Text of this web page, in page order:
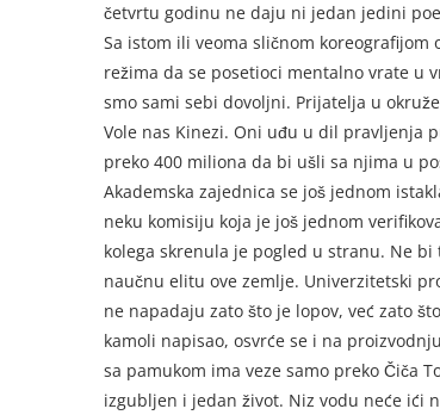
četvrtu godinu ne daju ni jedan jedini
Sa istom ili veoma sličnom koreografijom
režima da se posetioci mentalno vrate u
smo sami sebi dovoljni. Prijatelja u
Vole nas Kinezi. Oni uđu u dil pravljenja
preko 400 miliona da bi ušli sa njima u
Akademska zajednica se još jednom
neku komisiju koja je još jednom
kolega skrenula je pogled u stranu. Ne
naučnu elitu ove zemlje. Univerzitetski
ne napadaju zato što je lopov, već zato
kamoli napisao, osvrće se i na
sa pamukom ima veze samo preko Čiča
izgubljen i jedan život. Niz vodu neće ići